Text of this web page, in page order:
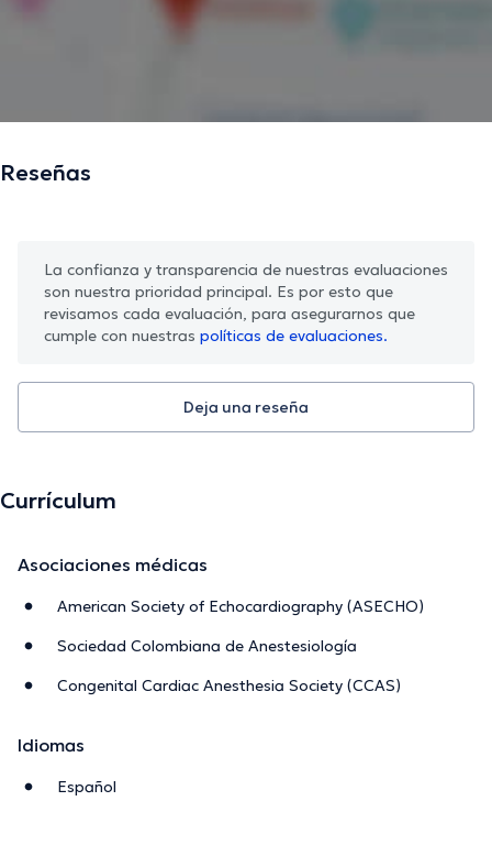
Reseñas
La confianza y transparencia de nuestras evaluaciones
son nuestra prioridad principal. Es por esto que
revisamos cada evaluación, para asegurarnos que
cumple con nuestras políticas de evaluaciones.
Deja una reseña
Currículum
Asociaciones médicas
American Society of Echocardiography (ASECHO)
Sociedad Colombiana de Anestesiología
Congenital Cardiac Anesthesia Society (CCAS)
Idiomas
Español